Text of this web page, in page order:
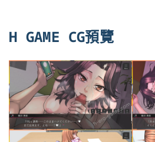
H GAME CG預覽